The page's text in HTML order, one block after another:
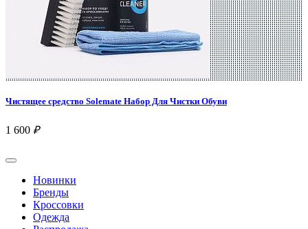
Чистящее средство Solemate Набор Для Чистки Обуви
1 600 ₽
Новинки
Бренды
Кроссовки
Одежда